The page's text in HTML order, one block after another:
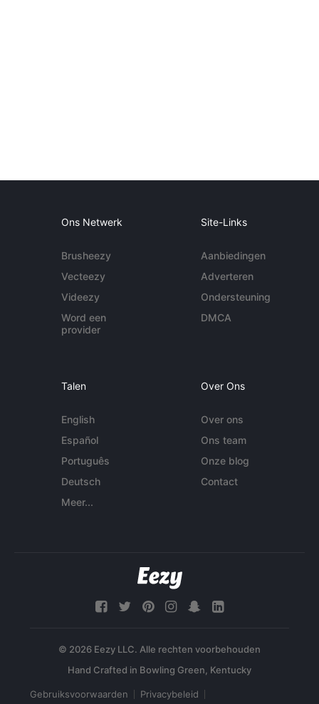
Ons Netwerk
Brusheezy
Vecteezy
Videezy
Word een
provider
Site-Links
Aanbiedingen
Adverteren
Ondersteuning
DMCA
Talen
English
Español
Português
Deutsch
Meer...
Over Ons
Over ons
Ons team
Onze blog
Contact
© 2026 Eezy LLC. Alle rechten voorbehouden
Gebruiksvoorwaarden Privacybeleid